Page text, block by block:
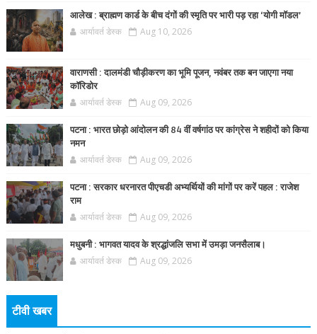
आलेख : ब्राह्मण कार्ड के बीच दंगों की स्मृति पर भारी पड़ रहा ‘योगी मॉडल’
आर्यावर्त डेस्क Aug 10, 2026
वाराणसी : दालमंडी चौड़ीकरण का भूमि पूजन, नवंबर तक बन जाएगा नया
कॉरिडोर
आर्यावर्त डेस्क Aug 09, 2026
पटना : भारत छोड़ो आंदोलन की 84 वीं वर्षगांठ पर कांग्रेस ने शहीदों को किया
नमन
आर्यावर्त डेस्क Aug 09, 2026
पटना : सरकार धरनारत पीएचडी अभ्यर्थियों की मांगों पर करें पहल : राजेश
राम
आर्यावर्त डेस्क Aug 09, 2026
मधुबनी : भागवत यादव के श्रद्धांजलि सभा में उमड़ा जनसैलाब।
आर्यावर्त डेस्क Aug 09, 2026
टीवी खबर